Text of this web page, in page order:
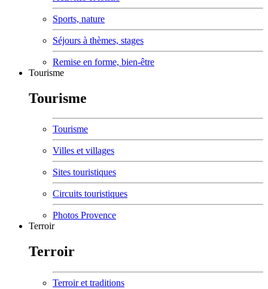
Sports, nature
Séjours à thèmes, stages
Remise en forme, bien-être
Tourisme
Tourisme
Tourisme
Villes et villages
Sites touristiques
Circuits touristiques
Photos Provence
Terroir
Terroir
Terroir et traditions